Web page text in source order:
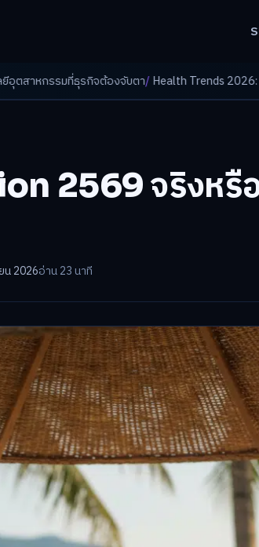
งจับตา/Health Trends 2026: 5 เรื่องเกี่ยวกับการแ
2569 จริงหรื
น 2026อ่าน 23 นาที